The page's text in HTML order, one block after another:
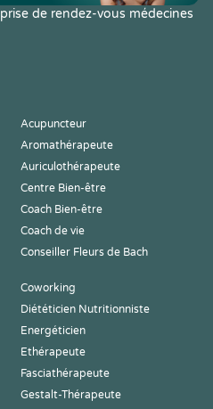
de rendez-vous médecines
Acupuncteur
Aromathérapeute
Auriculothérapeute
Centre Bien-être
Coach Bien-être
Coach de vie
Conseiller Fleurs de Bach
Coworking
Diététicien Nutritionniste
Energéticien
Ethérapeute
Fasciathérapeute
Gestalt-Thérapeute